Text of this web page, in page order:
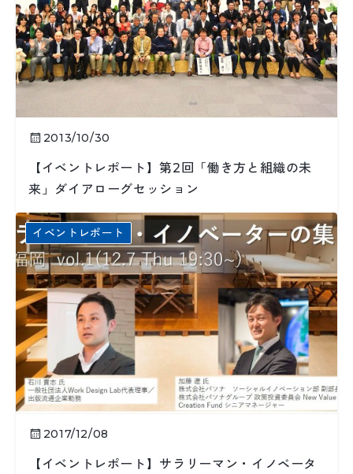
2013/10/30
【イベントレポート】第2回「働き方と組織の未
来」ダイアローグセッション
イベントレポート
2017/12/08
【イベントレポート】サラリーマン・イノベータ